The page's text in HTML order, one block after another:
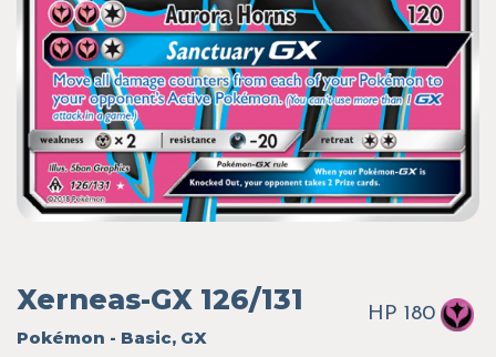
Xerneas-GX 126/131
Pokémon - Basic, GX
HP 180